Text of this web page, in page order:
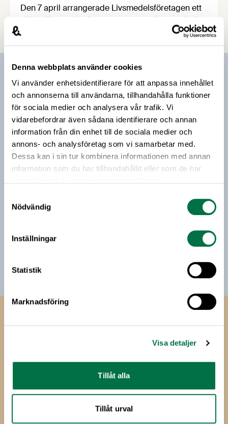
Denna webbplats använder cookies
Vi använder enhetsidentifierare för att anpassa innehållet
och annonserna till användarna, tillhandahålla funktioner
för sociala medier och analysera vår trafik. Vi
vidarebefordrar även sådana identifierare och annan
information från din enhet till de sociala medier och
annons- och analysföretag som vi samarbetar med.
Dessa kan i sin tur kombinera informationen med annan
information som du har tillhandahållit eller som de har
Nödvändig
Inställningar
Statistik
Marknadsföring
Visa detaljer
Tillåt alla
Tillåt urval
Den 7 april arrangerade Livsmedelsföretagen ett
välbesökt seminarium om processad mat och den
senaste tidens debatt kring ultraprocessade
livsmedel. Seminariet finns nu tillgängligt på
Prenumerera på vårt nyhetsbrev
Vårt nyhetsbrev kommer ut 3-4 gånger i månaden och
riktar sig till alla med ett intresse för
livsmedelsföretagande och den svenska
livsmedelsbranschen. När du anmäler dig till vårt
nyhetsbrev godkänner du Livsmedelsföretagens
hantering av personuppgifter.
till min inkorg. Livsmedelsföretagen ska inte dela eller
sälja min personliga information. Jag kan när som helst
114 85 Stockholm